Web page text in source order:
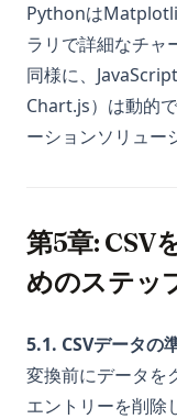
Pythonは
ラリで詳細なチャ
同様に、
Chart.js）は動的
ーションソリュー
第5章: CSV
めのステッ
5.1. CSVデータの
変換前にデータを
エントリーを削除